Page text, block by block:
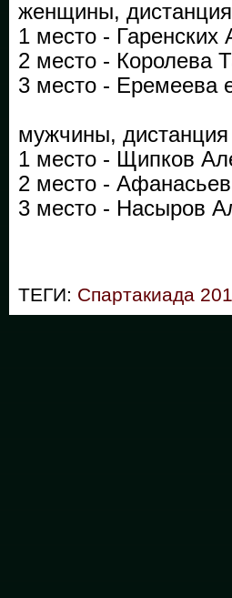
женщины,
1 место -
2 место - Королева
3 место - Еремеева
мужчины,
1 место - Щипков
2 место -
3 место - Насыров
ТЕГИ: Спартакиада